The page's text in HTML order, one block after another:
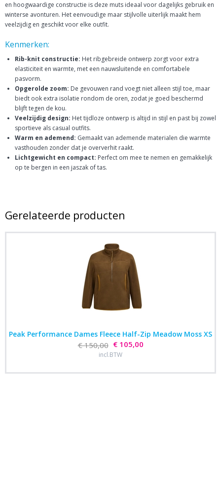
en hoogwaardige constructie is deze muts ideaal voor dagelijks gebruik en
winterse avonturen. Het eenvoudige maar stijlvolle uiterlijk maakt hem
veelzijdig en geschikt voor elke outfit.
Kenmerken:
Rib-knit constructie: Het ribgebreide ontwerp zorgt voor extra
elasticiteit en warmte, met een nauwsluitende en comfortabele
pasvorm.
Opgerolde zoom: De gevouwen rand voegt niet alleen stijl toe, maar
biedt ook extra isolatie rondom de oren, zodat je goed beschermd
blijft tegen de kou.
Veelzijdig design: Het tijdloze ontwerp is altijd in stijl en past bij zowel
sportieve als casual outfits.
Warm en ademend: Gemaakt van ademende materialen die warmte
vasthouden zonder dat je oververhit raakt.
Lichtgewicht en compact: Perfect om mee te nemen en gemakkelijk
op te bergen in een jaszak of tas.
Gerelateerde producten
Peak Performance Dames Fleece Half-Zip Meadow Moss XS
€ 150,00 € 105,00
incl.BTW